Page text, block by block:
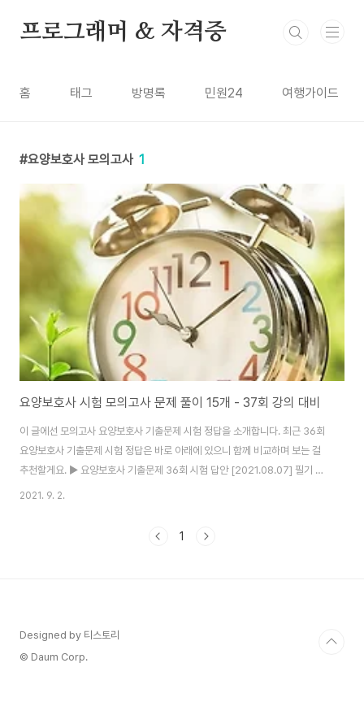
프로그래머 & 자격증
홈 태그 방명록 민원24 여행가이드
요양보호사 모의고사 1
요양보호사 시험 모의고사 문제 풀이 15개 - 37회 강의 대비
이 글에선 모의고사 요양보호사 기출문제 시험 정답을 소개합니다. 최근 36회
요양보호사 기출문제 시험 정답은 바로 아래에 있으니 함께 비교하며 보는 걸
추천할게요. ▶ 요양보호사 기출문제 36회 시험 답안 [2021.08.07] 필기 짝
수형 ▶ 요양보호사 기출문제 36회 시험 답안 [2021.08.07] 실기 짝수형
61~80 요양보호사 시험 모의고사 문제 풀이 15개 - 37회 강의 대비 1. 심부
2021. 9. 2.
1
Designed by 티스토리
© Daum Corp.